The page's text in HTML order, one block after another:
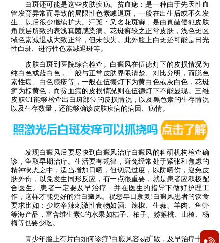
白斑还可能是这些皮肤疾病。贫血痣：是一种由于先天性血
管发育异常而导致的局限性色素减退斑，一般在出生后或不久发
生，以后很少继续扩大。汗斑：又名花斑癣，是由真菌侵犯皮肤
角质层所致的表浅真菌感染病。花斑癣较之正常皮肤，浅色斑区
域色素减退或大致正常，但未缺失。此外脸上白斑还可能是日光
性白斑、进行性色素减退斑等。
皮肤白斑到医院综合检查。白癜风在伍德灯下的皮损情况为
纯白色或蓝白色，一般与正常皮肤界限清楚、对比分明，而脱色
素性痣、白色糠疹等，一般在伍德灯下为黄白色或灰白色，花斑
癣为棕黄色，而贫血痣的皮损情况则在伍德灯下不能显现。三维
皮肤CT能够检查出白斑部位的皮损情况，以及黑色素的生存情况
以及生存数量，还能够确诊皮肤疾病的病因、病情。
发现白癜风后要尽快到白癜风治疗白癜风的科研机构检查确
诊，争取早期治疗。生活要有规律，避免经常处于紧张和焦虑的
精神状态之中，适当增加日晒，但切忌过度，以防晒伤，避免皮
肤外伤，以免发生同形反应，有一点很重要，就是患者应积极配
合医生。患者一定要及早治疗，并在医生的指导下做好护理工
作，这样才能更好的治白癜风。祝您早日康复!白癜风患者的饮食
要求比如：少吃辛辣刺激性食物如酒、辣椒、生蒜、羊肉、鱼虾
等海产品，富含维生素C的水果如桔子、柚子、猕猴桃、山楂、杨
梅等也要少吃。
青少年脸上有片白如何诊疗?白癜风容易扩散，及早治疗十分